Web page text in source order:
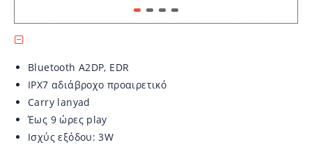
Bluetooth A2DP, EDR
IPX7 αδιάβροχο προαιρετικό
Carry lanyad
Έως 9 ώρες play
Ισχύς εξόδου: 3W